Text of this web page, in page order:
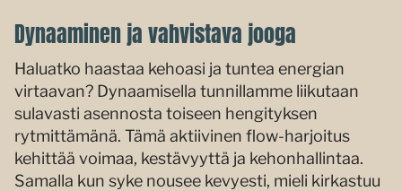
Dynaaminen ja vahvistava jooga
Haluatko haastaa kehoasi ja tuntea energian
virtaavan? Dynaamisella tunnillamme liikutaan
sulavasti asennosta toiseen hengityksen
rytmittämänä. Tämä aktiivinen flow-harjoitus
kehittää voimaa, kestävyyttä ja kehonhallintaa.
Samalla kun syke nousee kevyesti, mieli kirkastuu